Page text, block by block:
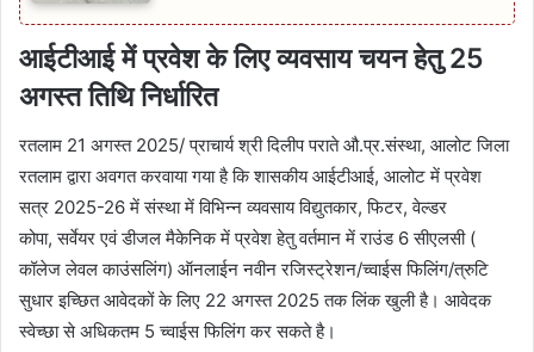
आईटीआई में प्रवेश के लिए व्यवसाय चयन हेतु 25
अगस्त तिथि निर्धारित
रतलाम 21 अगस्त 2025/ प्राचार्य श्री दिलीप पराते औ.प्र.संस्था, आलोट जिला
रतलाम द्वारा अवगत करवाया गया है कि शासकीय आईटीआई, आलोट में प्रवेश
सत्र 2025-26 में संस्था में विभिन्न व्यवसाय विद्युतकार, फिटर, वेल्डर
कोपा, सर्वेयर एवं डीजल मैकेनिक में प्रवेश हेतु वर्तमान में राउंड 6 सीएलसी (
कॉलेज लेवल काउंसलिंग) ऑनलाईन नवीन रजिस्ट्रेशन/च्वाईस फिलिंग/त्रुटि
सुधार इच्छित आवेदकों के लिए 22 अगस्त 2025 तक लिंक खुली है। आवेदक
स्वेच्छा से अधिकतम 5 च्वाईस फिलिंग कर सकते है।